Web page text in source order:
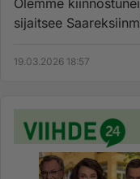
Olemme
sijaitsee
19.03.2026 18:57